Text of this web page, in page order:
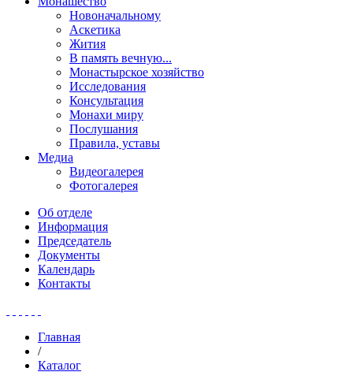
Новоначальному
Аскетика
Жития
В память вечную...
Монастырское хозяйство
Исследования
Консультация
Монахи миру
Послушания
Правила, уставы
Медиа
Видеогалерея
Фотогалерея
Об отделе
Информация
Председатель
Документы
Календарь
Контакты
Главная
/
Каталог